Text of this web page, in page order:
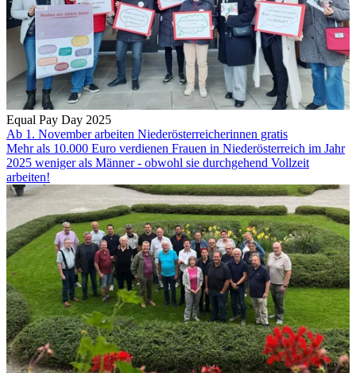
Equal Pay Day 2025
Ab 1. November arbeiten Niederösterreicherinnen gratis
Mehr als 10.000 Euro verdienen Frauen in Niederösterreich im Jahr
2025 weniger als Männer - obwohl sie durchgehend Vollzeit
arbeiten!